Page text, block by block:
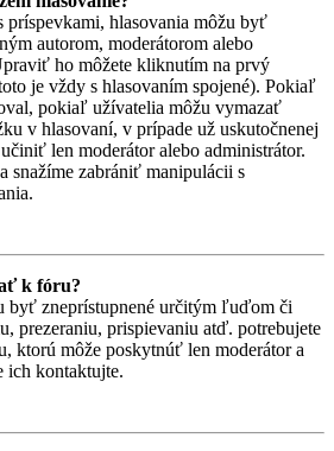
príspevkami, hlasovania môžu byť
autorom, moderátorom alebo
ho môžete kliknutím na prvý
je vždy s hlasovaním spojené). Pokiaľ
pokiaľ užívatelia môžu vymazať
v hlasovaní, v prípade už uskutočnenej
len moderátor alebo administrátor.
snažíme zabrániť manipulácii s
k fóru?
byť zneprístupnené určitým ľuďom či
prezeraniu, prispievaniu atď. potrebujete
ktorú môže poskytnúť len moderátor a
ich kontaktujte.